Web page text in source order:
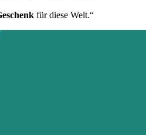
für diese Welt.“